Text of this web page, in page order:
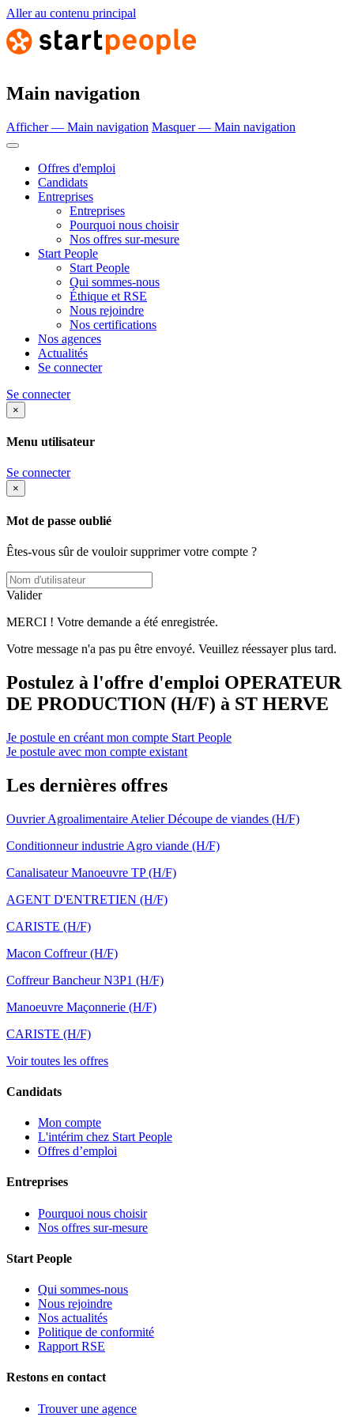
Aller au contenu principal
Main navigation
Afficher — Main navigation Masquer — Main navigation
Offres d'emploi
Candidats
Entreprises
Entreprises
Pourquoi nous choisir
Nos offres sur-mesure
Start People
Start People
Qui sommes-nous
Éthique et RSE
Nous rejoindre
Nos certifications
Nos agences
Actualités
Se connecter
Se connecter
×
Menu utilisateur
Se connecter
×
Mot de passe oublié
Êtes-vous sûr de vouloir supprimer votre compte ?
Valider
MERCI ! Votre demande a été enregistrée.
Votre message n'a pas pu être envoyé. Veuillez réessayer plus tard.
Postulez à l'offre d'emploi OPERATEUR
DE PRODUCTION (H/F) à ST HERVE
Je postule en créant mon compte Start People
Je postule avec mon compte existant
Les dernières offres
Ouvrier Agroalimentaire Atelier Découpe de viandes (H/F)
Conditionneur industrie Agro viande (H/F)
Canalisateur Manoeuvre TP (H/F)
AGENT D'ENTRETIEN (H/F)
CARISTE (H/F)
Macon Coffreur (H/F)
Coffreur Bancheur N3P1 (H/F)
Manoeuvre Maçonnerie (H/F)
CARISTE (H/F)
Voir toutes les offres
Candidats
Mon compte
L'intérim chez Start People
Offres d’emploi
Entreprises
Pourquoi nous choisir
Nos offres sur-mesure
Start People
Qui sommes-nous
Nous rejoindre
Nos actualités
Politique de conformité
Rapport RSE
Restons en contact
Trouver une agence